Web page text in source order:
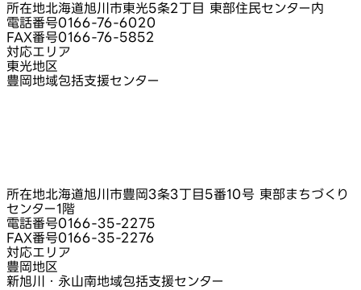
所在地北海道旭川市東光5条2丁目 東部住民センター内
電話番号0166-76-6020
FAX番号0166-76-5852
対応エリア
東光地区
豊岡地域包括支援センター
所在地北海道旭川市豊岡3条3丁目5番10号 東部まちづくり
センター1階
電話番号0166-35-2275
FAX番号0166-35-2276
対応エリア
豊岡地区
新旭川・永山南地域包括支援センター